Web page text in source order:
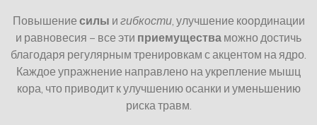
Повышение силы и гибкости, улучшение координации
и равновесия – все эти приемущества можно достичь
благодаря регулярным тренировкам с акцентом на ядро.
Каждое упражнение направлено на укрепление мышц
кора, что приводит к улучшению осанки и уменьшению
риска травм.